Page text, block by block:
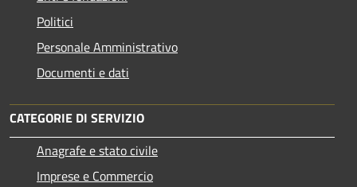
Politici
Personale Amministrativo
Documenti e dati
CATEGORIE DI SERVIZIO
Anagrafe e stato civile
Imprese e Commercio